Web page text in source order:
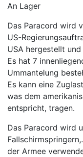
An Lager
Das Paracord wird
US-
USA hergestellt
Es hat 7
Ummantelung
Es kann eine
was dem
entspricht, tragen.
Das Paracord wird
der Armee